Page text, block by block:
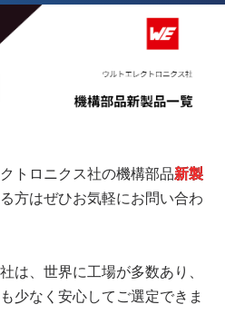
ら
トロニクス社の機構部品新製
方はぜひお気軽にお問い合わ
は、世界に工場が多数あり、
少なく安心してご選定できま